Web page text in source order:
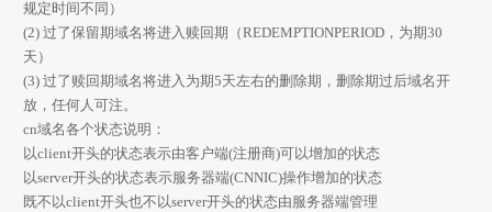
规定时间不同）
(2) 过了保留期域名将进入赎回期（REDEMPTIONPERIOD，为期30
天）
(3) 过了赎回期域名将进入为期5天左右的删除期，删除期过后域名开
放，任何人可注。
cn域名各个状态说明：
以client开头的状态表示由客户端(注册商)可以增加的状态
以server开头的状态表示服务器端(CNNIC)操作增加的状态
既不以client开头也不以server开头的状态由服务器端管理